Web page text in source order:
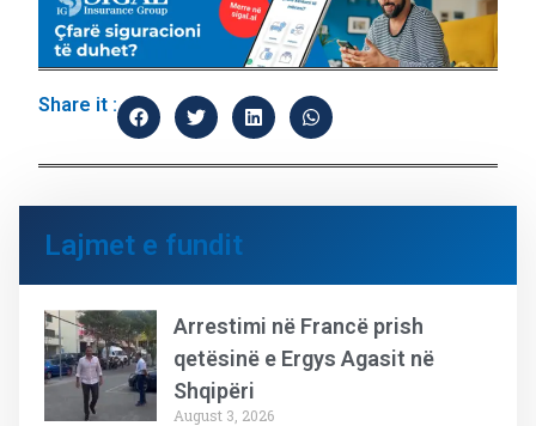
Share it :
Lajmet e fundit
Arrestimi në Francë prish
qetësinë e Ergys Agasit në
Shqipëri
August 3, 2026